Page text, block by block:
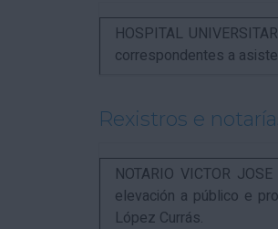
HOSPITAL
correspondentes a
Rexistros e
NOTARIO VICTOR
elevación a público e
López Currás.